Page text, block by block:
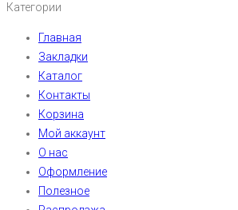
Категории
Главная
Закладки
Каталог
Контакты
Корзина
Мой аккаунт
О нас
Оформление
Полезное